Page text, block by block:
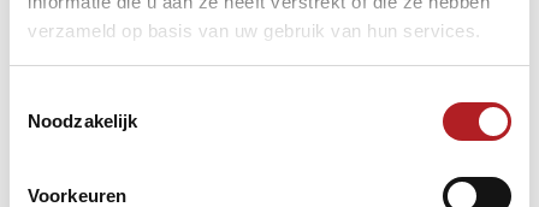
verzameld op basis van uw gebruik van hun services.
Noodzakelijk
Voorkeuren